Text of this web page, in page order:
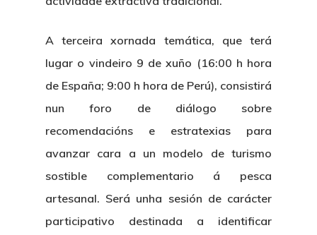
A terceira xornada temática, que terá
lugar o vindeiro 9 de xuño (16:00 h hora
de España; 9:00 h hora de Perú), consistirá
nun foro de diálogo sobre
recomendacións e estratexias para
avanzar cara a un modelo de turismo
sostible complementario á pesca
artesanal. Será unha sesión de carácter
participativo destinada a identificar